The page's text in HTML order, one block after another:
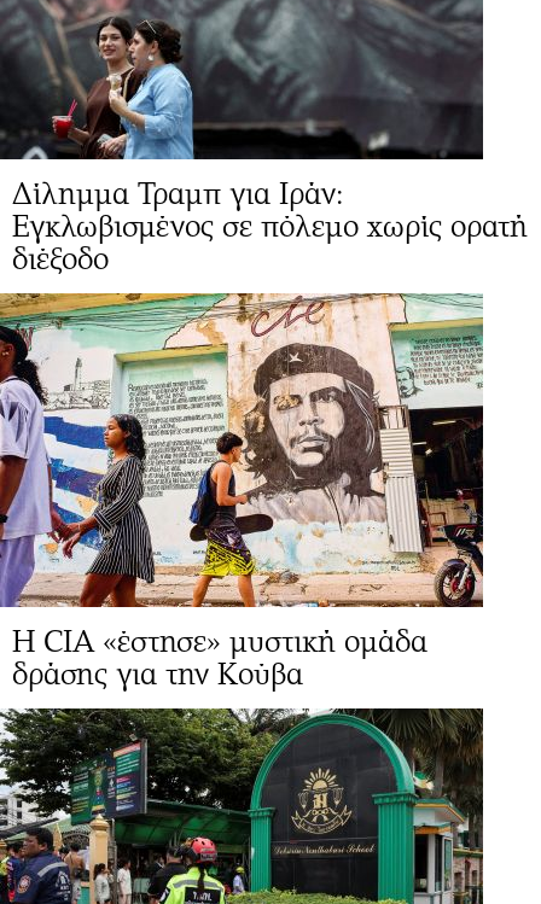
Δίλημμα Τραμπ για Ιράν:
Εγκλωβισμένος σε πόλεμο χωρίς ορατή
διέξοδο
H CIA «έστησε» μυστική ομάδα
δράσης για την Κούβα